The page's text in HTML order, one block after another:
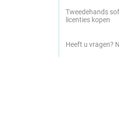
Tweedehands
licenties kopen
Heeft u vragen?